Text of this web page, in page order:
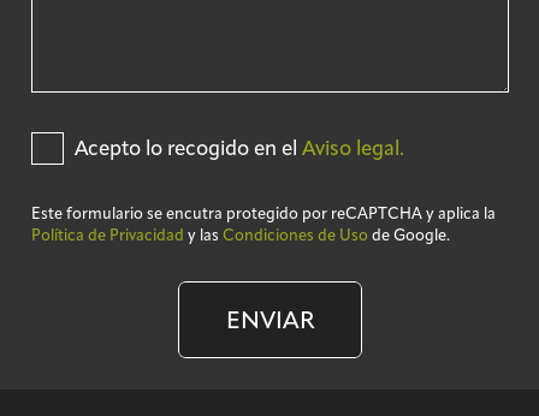
Acepto lo recogido en el Aviso legal.
Este formulario se encutra protegido por reCAPTCHA y aplica la
Política de Privacidad y las Condiciones de Uso de Google.
ENVIAR